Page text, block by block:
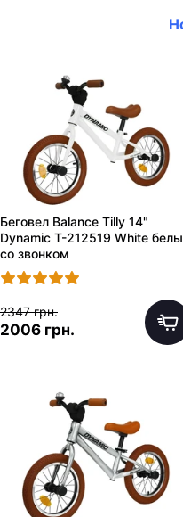
Беговел Balance Tilly 14"
Dynamic T-212519 White
со звонком
2347 грн.
2006 грн.